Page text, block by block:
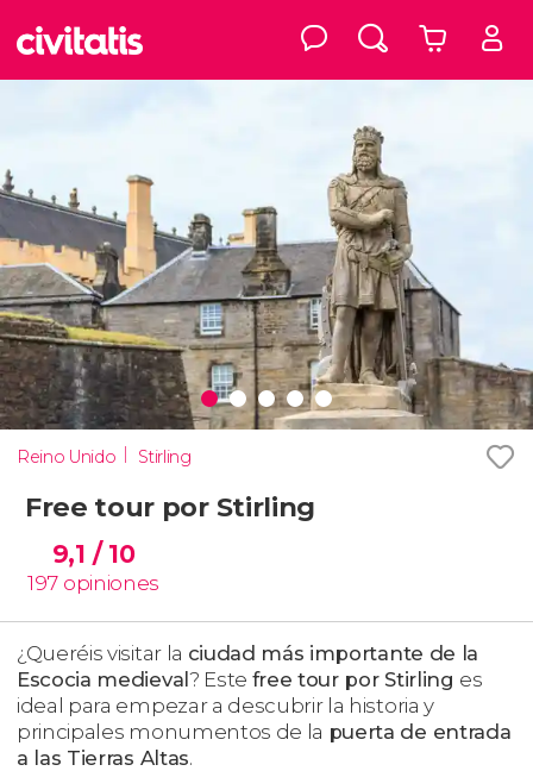
Reino Unido Stirling
Free tour por Stirling
9,1 / 10
197 opiniones
¿Queréis visitar la ciudad más importante de la
Escocia medieval? Este free tour por Stirling es
ideal para empezar a descubrir la historia y
principales monumentos de la puerta de entrada
a las Tierras Altas.